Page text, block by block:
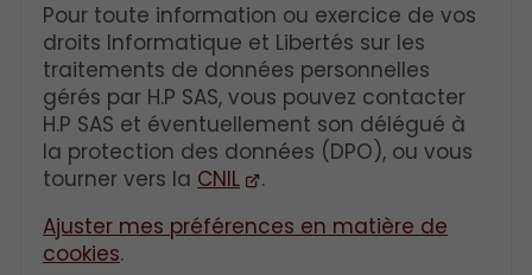
Pour toute information ou exercice de vos
droits Informatique et Libertés sur les
traitements de données personnelles
gérés par H.P SAS, vous pouvez contacter
H.P SAS et éventuellement son délégué à
la protection des données (DPO), ou vous
tourner vers la CNIL
.
Ajuster mes préférences en matière de
cookies.